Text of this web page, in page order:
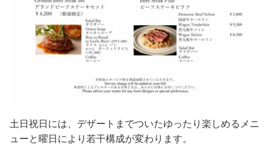
土日祝日には、デザートまでついたゆったり楽しめるメニ
ューと曜日により若干構成が変わります。